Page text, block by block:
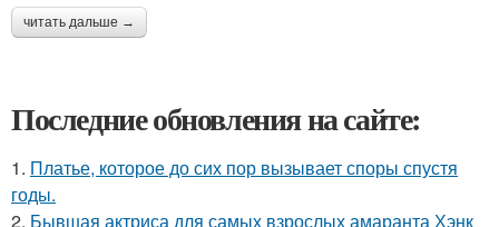
читать дальше →
Последние обновления на сайте:
1. Платье, которое до сих пор вызывает споры спустя
годы.
2. Бывшая актриса для самых взрослых амаранта Хэнк